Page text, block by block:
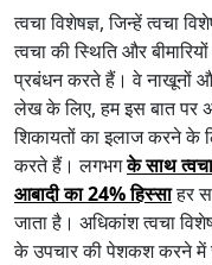
त्वचा विशेषज्ञ, जिन्हें त्वचा
त्वचा की स्थिति और
प्रबंधन करते हैं। वे नाखूनों
लेख के लिए, हम इस बात पर
शिकायतों का इलाज करने के
करते हैं। लगभगके साथ
आबादी का 24% हिस्साहर
जाता है। अधिकांश त्वचा
के उपचार की पेशकश करने में